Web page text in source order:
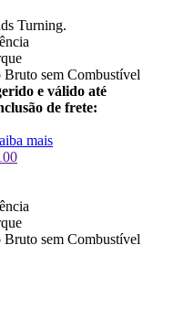
Turning.
Bruto sem Combustível
e válido até
de frete:
mais
Bruto sem Combustível